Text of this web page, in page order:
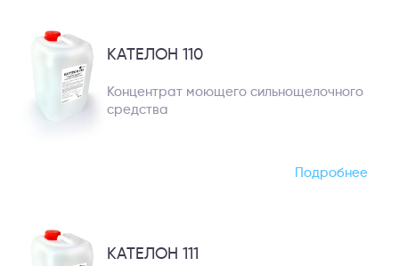
КАТЕЛОН 110
Концентрат моющего сильнощелочного
средства
Подробнее
КАТЕЛОН 111